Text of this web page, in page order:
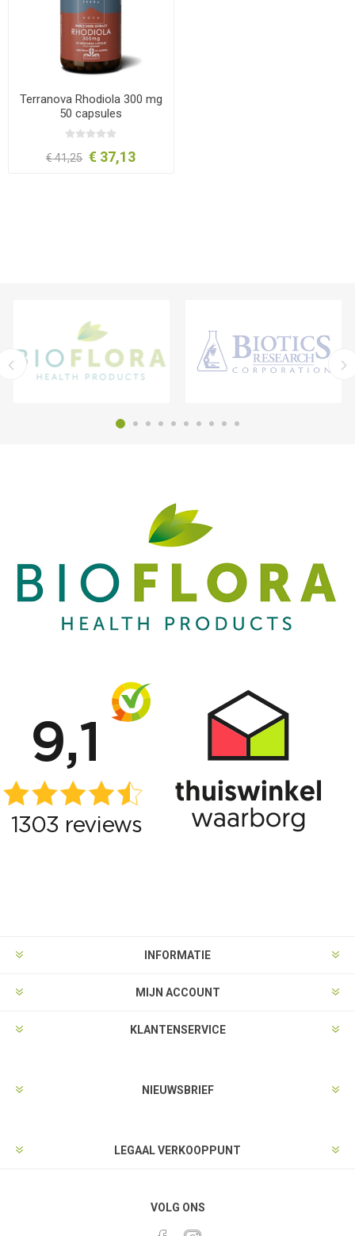
Terranova Rhodiola 300 mg
50 capsules
€ 41,25 € 37,13
INFORMATIE
MIJN ACCOUNT
KLANTENSERVICE
NIEUWSBRIEF
LEGAAL VERKOOPPUNT
VOLG ONS